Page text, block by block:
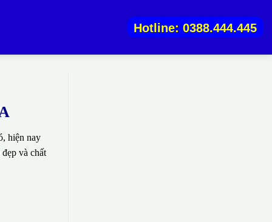
Hotline: 0388.444.445
hiện nay
và chất